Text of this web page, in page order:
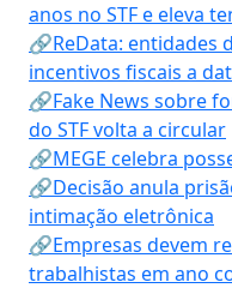
anos no STF e eleva
🔗ReData: entidades
incentivos fiscais a
🔗Fake News sobre
do STF volta a circular
🔗MEGE celebra
🔗Decisão anula
intimação eletrônica
🔗Empresas devem
trabalhistas em ano